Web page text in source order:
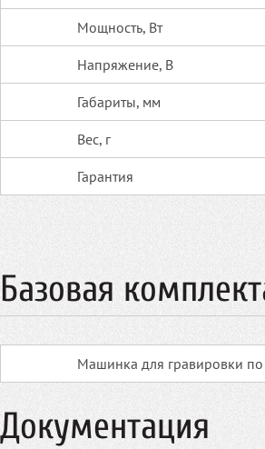
Мощность, Вт
Напряжение, В
Габариты, мм
Вес, г
Гарантия
Базовая
Машинка для гравировки
Документация